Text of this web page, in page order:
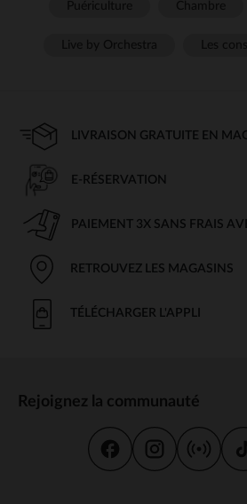
LIVRAISON GRATUITE EN
E-RÉSERVATION
PAIEMENT 3X SANS FRAIS
RETROUVEZ LES MAGASINS
TÉLÉCHARGER L'APPLI
Rejoignez la communauté